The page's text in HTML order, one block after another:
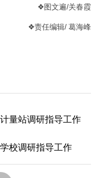
❖ 图文遍/关春霞
❖责任编辑/ 葛海峰
量站调研指导工作
校调研指导工作